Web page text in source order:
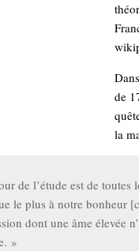
de
la
de l’étude est de toutes
le plus à notre bonheur
dont une âme élevée
»